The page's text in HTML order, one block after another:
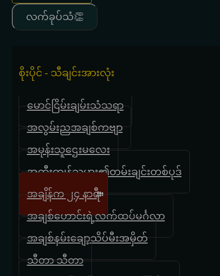
လက်ခုပ်သံ👏
စိုးပိုင် - သီချင်းအားလုံး
မောင်ငြိမ်းချမ်းသံသရာ
အလွမ်းညအချစ်ကဗျာ
အမုန်းသူဌေးမလေး
အထီးကျန်သမား၏တမ်းချင်းတစ်ပုဒ်
အချိန်က ၂၄ နာရီ
အချစ်ဟောင်းရဲ့လက်ထပ်မင်္ဂလာ
အချစ်နမ်းချော့သိပ်မီးအမှိတ်
သီတာ သီတာ